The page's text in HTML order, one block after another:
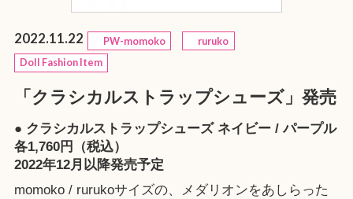
2022.11.22 PW-momoko
ruruko
Doll Fashion Item
「クラシカルストラップシューズ」発売
● クラシカルストラップシューズ ネイビー / パープル
各1,760円（税込）
2022年12月以降発売予定
momoko / rurukoサイズの、メダリオンをあしらった